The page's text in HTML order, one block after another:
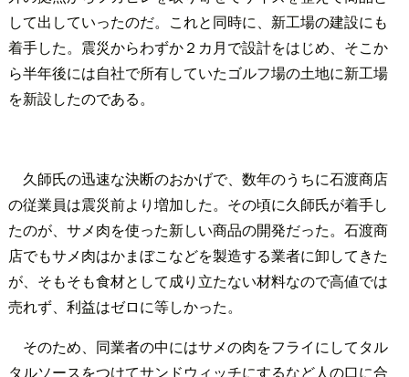
して出していったのだ。これと同時に、新工場の建設にも
着手した。震災からわずか２カ月で設計をはじめ、そこか
ら半年後には自社で所有していたゴルフ場の土地に新工場
を新設したのである。
久師氏の迅速な決断のおかげで、数年のうちに石渡商店
の従業員は震災前より増加した。その頃に久師氏が着手し
たのが、サメ肉を使った新しい商品の開発だった。石渡商
店でもサメ肉はかまぼこなどを製造する業者に卸してきた
が、そもそも食材として成り立たない材料なので高値では
売れず、利益はゼロに等しかった。
そのため、同業者の中にはサメの肉をフライにしてタル
タルソースをつけてサンドウィッチにするなど人の口に合